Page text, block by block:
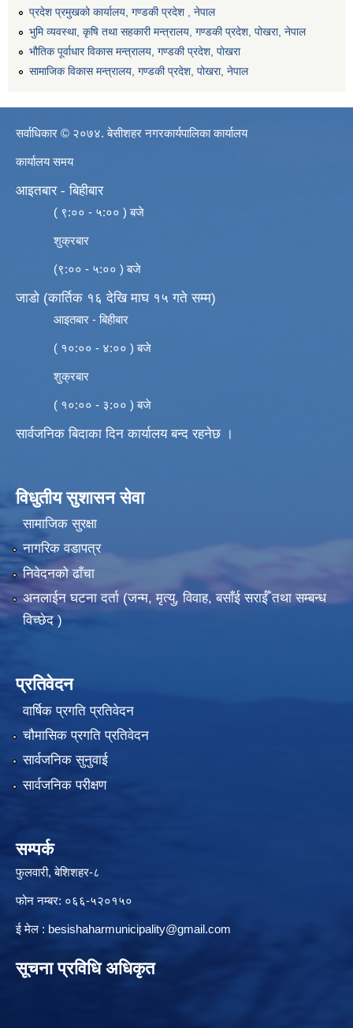
प्रदेश प्रमुखको कार्यालय, गण्डकी प्रदेश , नेपाल
भुमि व्यवस्था, कृषि तथा सहकारी मन्त्रालय, गण्डकी प्रदेश, पोखरा, नेपाल
भौतिक पूर्वाधार विकास मन्त्रालय, गण्डकी प्रदेश, पाेखरा
सामाजिक विकास मन्त्रालय, गण्डकी प्रदेश, पोखरा, नेपाल
सर्वाधिकार © २०७४. बेसीशहर नगरकार्यपालिका कार्यालय
कार्यालय समय
आइतबार - बिहीबार
( ९:०० - ५:०० ) बजे
शुक्रबार
(९:०० - ५:०० ) बजे
जाडो (कार्तिक १६ देखि माघ १५ गते सम्म)
आइतबार - बिहीबार
( १०:०० - ४:०० ) बजे
शुक्रबार
( १०:०० - ३:०० ) बजे
सार्वजनिक बिदाका दिन कार्यालय बन्द रहनेछ ।
विधुतीय सुशासन सेवा
सामाजिक सुरक्षा
नागरिक वडापत्र
निवेदनको ढाँचा
अनलाईन घटना दर्ता (जन्म, मृत्यु, विवाह, बसाँई सराईँ तथा सम्बन्ध
विच्छेद )
प्रतिवेदन
वार्षिक प्रगति प्रतिवेदन
चौमासिक प्रगति प्रतिवेदन
सार्वजनिक सुनुवाई
सार्वजनिक परीक्षण
सम्पर्क
फुलवारी, बेशिशहर-८
फोन नम्बर: ०६६-५२०१५०
ई मेल : besishaharmunicipality@gmail.com
सूचना प्रविधि अधिकृत